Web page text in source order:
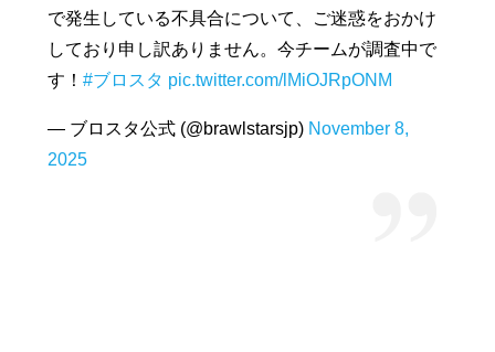
で発生している不具合について、ご迷惑をおかけ
しており申し訳ありません。今チームが調査中で
す！ #ブロスタ pic.twitter.com/lMiOJRpONM
— ブロスタ公式 (@brawlstarsjp) November 8,
2025